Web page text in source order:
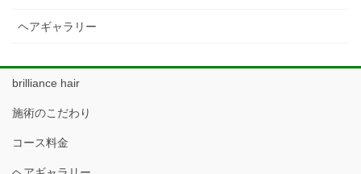
ヘアギャラリー
brilliance hair
施術のこだわり
コース料金